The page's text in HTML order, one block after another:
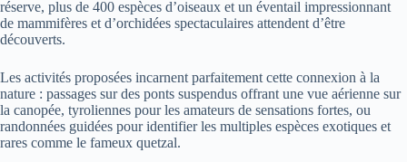
réserve, plus de 400 espèces d’oiseaux et un éventail impressionnant
de mammifères et d’orchidées spectaculaires attendent d’être
découverts.
Les activités proposées incarnent parfaitement cette connexion à la
nature : passages sur des ponts suspendus offrant une vue aérienne sur
la canopée, tyroliennes pour les amateurs de sensations fortes, ou
randonnées guidées pour identifier les multiples espèces exotiques et
rares comme le fameux quetzal.